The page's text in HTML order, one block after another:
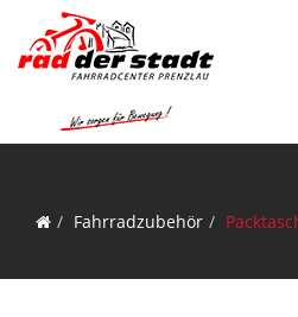
Fahrradzubehör